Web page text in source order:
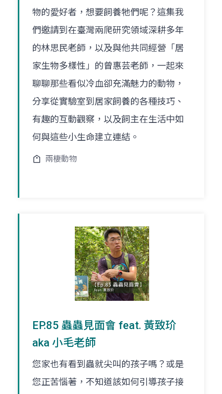
物的愛好者，想要飼養牠們呢？這集我
們邀請到在臺灣兩爬研究領域深耕多年
的林思民老師，以及與他共同經營「居
家生物多樣性」的曾惠芸老師，一起來
聊聊那些看似冷血卻充滿魅力的動物，
分享從實驗室到居家飼養的各種技巧、
有趣的互動觀察，以及飼主在生活中如
何與這些小生命建立連結。
兩棲動物
EP.85 蟲蟲見面會 feat. 黃致玠
aka 小毛老師
您家也有看到蟲就尖叫的孩子嗎？或是
您正苦惱著，不知道該如何引導孩子接